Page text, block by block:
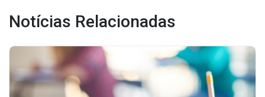
Notícias Relacionadas